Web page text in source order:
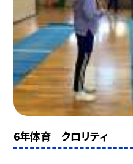
6年体育 クロリティ